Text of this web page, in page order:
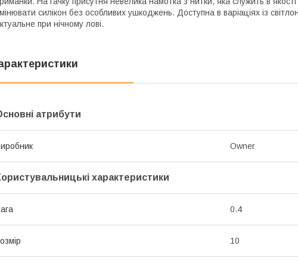
силікон без особливих ушкоджень. Доступна в варіаціях із
при нічному лові.
атрибути
Owner
характеристики
0.4
10